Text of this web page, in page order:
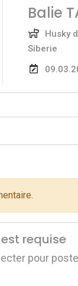
Balie
Husky
Siberie
requise
pour